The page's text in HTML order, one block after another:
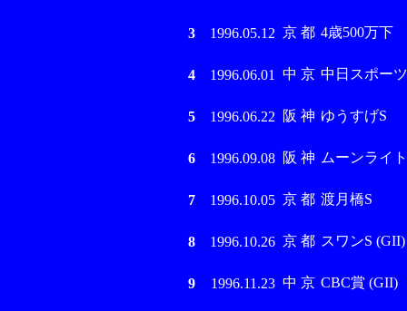
3 1996.05.12 京 都 4歳500万下
4 1996.06.01 中 京 中日スポー
5 1996.06.22 阪 神 ゆうすげS
6 1996.09.08 阪 神 ムーンライ
7 1996.10.05 京 都 渡月橋S
8 1996.10.26 京 都 スワンS (GII)
9 1996.11.23 中 京 CBC賞 (GII)